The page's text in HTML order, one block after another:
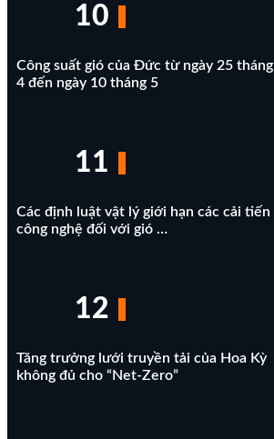
10
Công suất gió của Đức từ ngày 25 tháng
4 đến ngày 10 tháng 5
11
Các định luật vật lý giới hạn các cải tiến
công nghệ đối với gió …
12
Tăng trưởng lưới truyền tải của Hoa Kỳ
không đủ cho “Net-Zero”